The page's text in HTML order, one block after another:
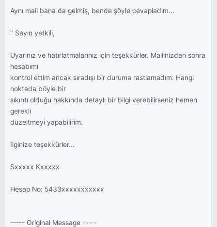
Aynı mail bana da gelmiş, bende şöyle cevapladım...
" Sayın yetkili,
Uyarınız ve hatırlatmalarınız için teşekkürler. Mailinizden sonra
hesabımı
kontrol ettim ancak sıradışı bir duruma rastlamadım. Hangi
noktada böyle bir
sıkıntı olduğu hakkında detaylı bir bilgi verebilirseniz hemen
gerekli
düzeltmeyi yapabilirim.
İlginize teşekkürler...
Sxxxxx Kxxxxx
Hesap No: 5433xxxxxxxxxxx
----- Original Message -----